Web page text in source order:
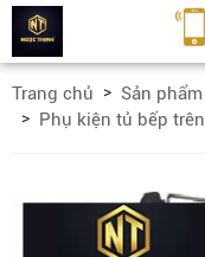
Trang chủ Sản phẩm
Phụ kiện tủ bếp trên